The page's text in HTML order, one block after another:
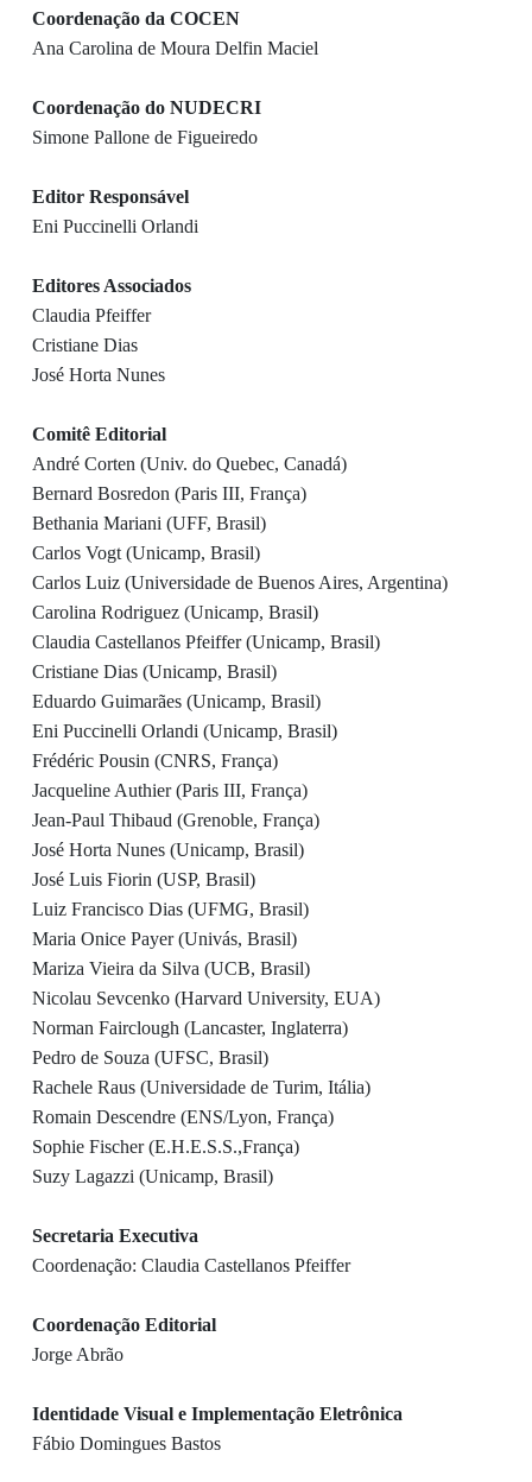
Coordenação da COCEN
Ana Carolina de Moura Delfin Maciel
Coordenação do NUDECRI
Simone Pallone de Figueiredo
Editor Responsável
Eni Puccinelli Orlandi
Editores Associados
Claudia Pfeiffer
Cristiane Dias
José Horta Nunes
Comitê Editorial
André Corten (Univ. do Quebec, Canadá)
Bernard Bosredon (Paris III, França)
Bethania Mariani (UFF, Brasil)
Carlos Vogt (Unicamp, Brasil)
Carlos Luiz (Universidade de Buenos Aires, Argentina)
Carolina Rodriguez (Unicamp, Brasil)
Claudia Castellanos Pfeiffer (Unicamp, Brasil)
Cristiane Dias (Unicamp, Brasil)
Eduardo Guimarães (Unicamp, Brasil)
Eni Puccinelli Orlandi (Unicamp, Brasil)
Frédéric Pousin (CNRS, França)
Jacqueline Authier (Paris III, França)
Jean-Paul Thibaud (Grenoble, França)
José Horta Nunes (Unicamp, Brasil)
José Luis Fiorin (USP, Brasil)
Luiz Francisco Dias (UFMG, Brasil)
Maria Onice Payer (Univás, Brasil)
Mariza Vieira da Silva (UCB, Brasil)
Nicolau Sevcenko (Harvard University, EUA)
Norman Fairclough (Lancaster, Inglaterra)
Pedro de Souza (UFSC, Brasil)
Rachele Raus (Universidade de Turim, Itália)
Romain Descendre (ENS/Lyon, França)
Sophie Fischer (E.H.E.S.S.,França)
Suzy Lagazzi (Unicamp, Brasil)
Secretaria Executiva
Coordenação: Claudia Castellanos Pfeiffer
Coordenação Editorial
Jorge Abrão
Identidade Visual e Implementação Eletrônica
Fábio Domingues Bastos